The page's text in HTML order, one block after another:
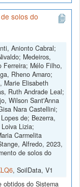
solos do
Anionto Cabral;
Medeiros,
Ferreira; Mélo Filho,
Rheno Amaro;
Marie Elisabeth
Ruth Andrade Leal;
Wilson Sant'Anna
Nara Castellini;
de; Bezerra,
Lizia;
Carmelita
Alfredo, 2023,
de solos do
, SoilData, V1
obtidos do Sistema